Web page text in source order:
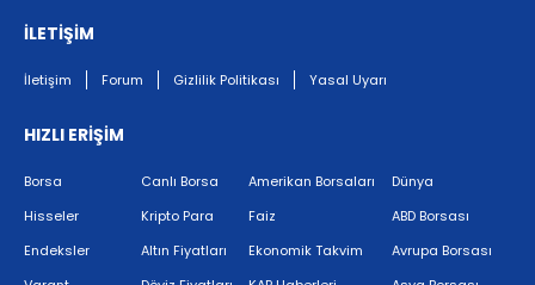
İLETİŞİM
İletişim Forum Gizlilik Politikası Yasal Uyarı
HIZLI ERİŞİM
Borsa
Hisseler
Endeksler
Canlı Borsa
Kripto Para
Altın Fiyatları
Amerikan Borsaları
Faiz
Ekonomik Takvim
Dünya
ABD Borsası
Avrupa Borsası